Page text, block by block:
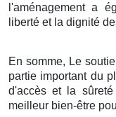
l'aménagement a
liberté et la dignité
En somme, Le
partie important du
d'accès et la
meilleur bien-être